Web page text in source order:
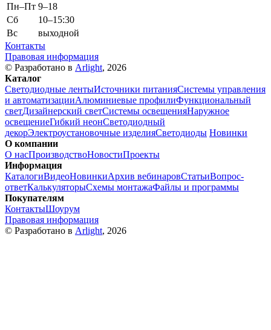
Пн–Пт 9–18
Сб
10–15:30
Вс
выходной
Контакты
Правовая информация
© Разработано в Arlight, 2026
Каталог
Светодиодные лентыИсточники питанияСистемы управления
и автоматизацииАлюминиевые профилиФункциональный
светДизайнерский светСистемы освещенияНаружное
освещениеГибкий неонСветодиодный
декорЭлектроустановочные изделияСветодиоды Новинки
О компании
О насПроизводствоНовостиПроекты
Информация
КаталогиВидеоНовинкиАрхив вебинаровСтатьиВопрос-
ответКалькуляторыСхемы монтажаФайлы и программы
Покупателям
КонтактыШоурум
Правовая информация
© Разработано в Arlight, 2026